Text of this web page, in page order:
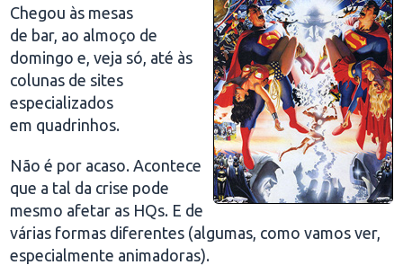
Chegou às mesas
de bar, ao almoço de
domingo e, veja só, até às
colunas de sites
especializados
em quadrinhos.
Não é por acaso. Acontece
que a tal da crise pode
mesmo afetar as HQs. E de
várias formas diferentes (algumas, como vamos ver,
especialmente animadoras).